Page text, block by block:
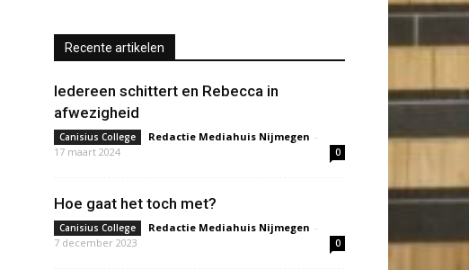
Recente artikelen
Iedereen schittert en Rebecca in
afwezigheid
Canisius College Redactie Mediahuis Nijmegen -
17 maart 2024
0
Hoe gaat het toch met?
Canisius College Redactie Mediahuis Nijmegen -
7 december 2023
0